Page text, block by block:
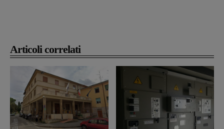
Articoli correlati